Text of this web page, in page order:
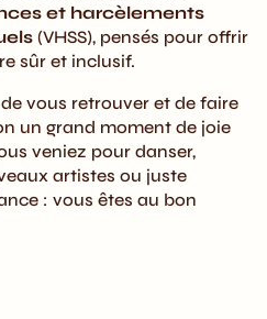
et harcèlements
(VHSS), pensés pour offrir
sûr et inclusif.
vous retrouver et de faire
un grand moment de joie
veniez pour danser,
artistes ou juste
: vous êtes au bon